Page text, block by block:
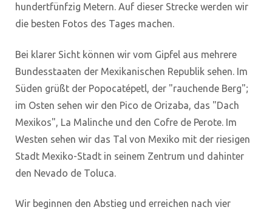
hundertfünfzig Metern. Auf dieser Strecke werden wir
die besten Fotos des Tages machen.
Bei klarer Sicht können wir vom Gipfel aus mehrere
Bundesstaaten der Mexikanischen Republik sehen. Im
Süden grüßt der Popocatépetl, der "rauchende Berg";
im Osten sehen wir den Pico de Orizaba, das "Dach
Mexikos", La Malinche und den Cofre de Perote. Im
Westen sehen wir das Tal von Mexiko mit der riesigen
Stadt Mexiko-Stadt in seinem Zentrum und dahinter
den Nevado de Toluca.
Wir beginnen den Abstieg und erreichen nach vier